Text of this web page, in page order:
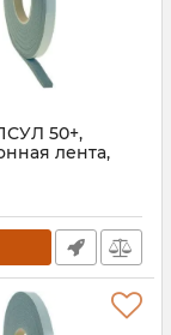
50+,
лента,